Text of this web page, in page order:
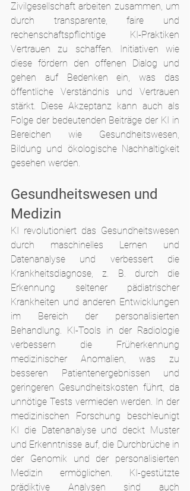
Zivilgesellschaft arbeiten zusammen, um
durch transparente, faire und
rechenschaftspflichtige KI-Praktiken
Vertrauen zu schaffen. Initiativen wie
diese fördern den offenen Dialog und
gehen auf Bedenken ein, was das
öffentliche Verständnis und Vertrauen
stärkt. Diese Akzeptanz kann auch als
Folge der bedeutenden Beiträge der KI in
Bereichen wie Gesundheitswesen,
Bildung und ökologische Nachhaltigkeit
gesehen werden.
Gesundheitswesen und
Medizin
KI revolutioniert das Gesundheitswesen
durch maschinelles Lernen und
Datenanalyse und verbessert die
Krankheitsdiagnose, z. B. durch die
Erkennung seltener pädiatrischer
Krankheiten und anderen Entwicklungen
im Bereich der personalisierten
Behandlung. KI-Tools in der Radiologie
verbessern die Früherkennung
medizinischer Anomalien, was zu
besseren Patientenergebnissen und
geringeren Gesundheitskosten führt, da
unnötige Tests vermieden werden. In der
medizinischen Forschung beschleunigt
KI die Datenanalyse und deckt Muster
und Erkenntnisse auf, die Durchbrüche in
der Genomik und der personalisierten
Medizin ermöglichen. KI-gestützte
prädiktive Analysen sind auch